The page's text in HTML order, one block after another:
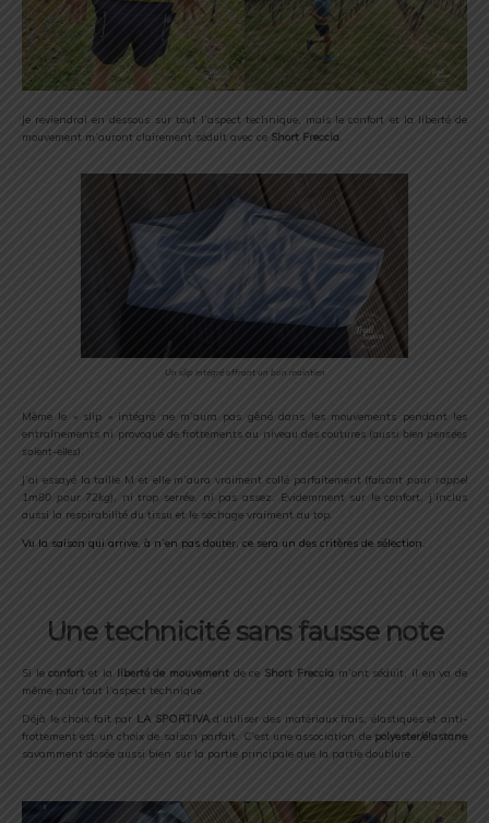
Je reviendrai en dessous sur tout l’aspect technique, mais le confort et la liberté de
mouvement m’auront clairement séduit avec ce Short Freccia.
Un slip intégré offrant un bon maintien
Même le « slip » intégré ne m’aura pas gêné dans les mouvements pendant les
entraînements ni provoqué de frottements au niveau des coutures (aussi bien pensées
soient-elles).
J’ai essayé la taille M et elle m’aura vraiment collé parfaitement (faisant pour rappel
1m80 pour 72kg), ni trop serrée, ni pas assez. Evidemment sur le confort, j’inclus
aussi la respirabilité du tissu et le séchage vraiment au top.
Vu la saison qui arrive, à n’en pas douter, ce sera un des critères de sélection.
Une technicité sans fausse note
Si leconfort et la liberté de mouvementde ce Short Freccia m’ont séduit, il en va de
même pour tout l’aspect technique.
Déjà le choix fait par LA SPORTIVAd’utiliser des matériaux frais, élastiques et anti-
frottement est un choix de saison parfait. C’est une association de polyester/élastane
savamment dosée aussi bien sur la partie principale que la partie doublure.